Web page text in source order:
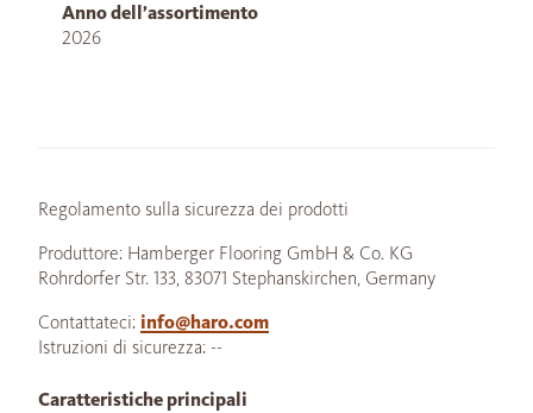
Anno dell’assortimento
2026
Regolamento sulla sicurezza dei prodotti
Produttore: Hamberger Flooring GmbH & Co. KG
Rohrdorfer Str. 133, 83071 Stephanskirchen, Germany
Contattateci: info@haro.com
Istruzioni di sicurezza: --
Caratteristiche principali